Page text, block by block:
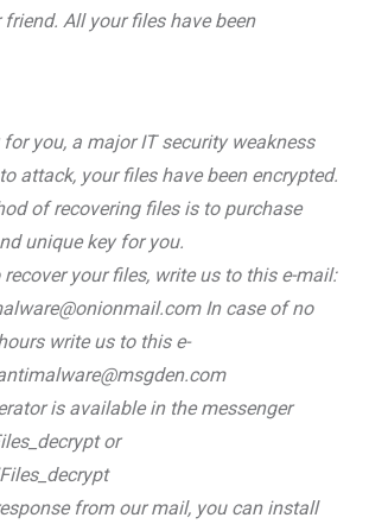
All your files have been
you, a major IT security weakness
attack, your files have been encrypted.
of recovering files is to purchase
unique key for you.
your files, write us to this e-mail:
In case of no
write us to this e-
is available in the messenger
or
from our mail, you can install